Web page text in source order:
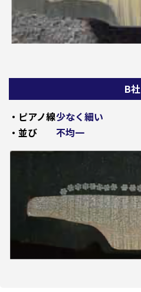
B社
・ピアノ線少なく細い
・並び
不均一